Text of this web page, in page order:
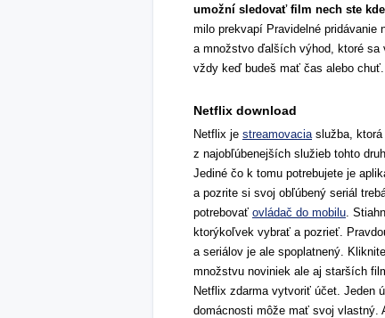
umožní sledovať film nech ste
milo prekvapí Pravidelné pridávanie
a množstvo ďalších výhod, ktoré
vždy keď budeš mať čas alebo chuť.
Netflix download
Netflix je streamovaciaslužba, ktorá
z najobľúbenejších služieb tohto
Jediné čo k tomu potrebujete je
a pozrite si svoj obľúbený seriál
potrebovať ovládač do mobilu.
ktorýkoľvek vybrať a pozrieť.
a seriálov je ale spoplatnený.
množstvu noviniek ale aj starších
Netflix zdarma vytvoriť účet. Jeden
domácnosti môže mať svoj vlastný.